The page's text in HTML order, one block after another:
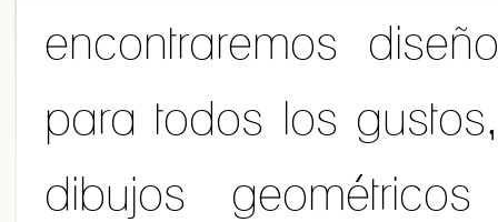
encontraremos
para todos los
dibujos